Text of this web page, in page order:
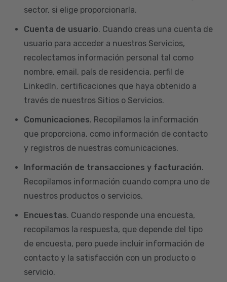
sector, si elige proporcionarla.
Cuenta de usuario. Cuando creas una cuenta de
usuario para acceder a nuestros Servicios,
recolectamos información personal tal como
nombre, email, país de residencia, perfil de
LinkedIn, certificaciones que haya obtenido a
través de nuestros Sitios o Servicios.
Comunicaciones. Recopilamos la información
que proporciona, como información de contacto
y registros de nuestras comunicaciones.
Información de transacciones y facturación.
Recopilamos información cuando compra uno de
nuestros productos o servicios.
Encuestas. Cuando responde una encuesta,
recopilamos la respuesta, que depende del tipo
de encuesta, pero puede incluir información de
contacto y la satisfacción con un producto o
servicio.